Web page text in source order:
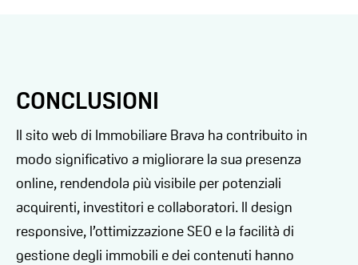
CONCLUSIONI
Il sito web di Immobiliare Brava ha contribuito in
modo significativo a migliorare la sua presenza
online, rendendola più visibile per potenziali
acquirenti, investitori e collaboratori. Il design
responsive, l’ottimizzazione SEO e la facilità di
gestione degli immobili e dei contenuti hanno